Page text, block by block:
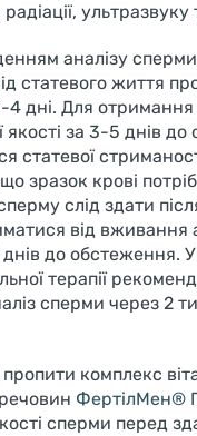
ультразвуку
аналізу
статевого життя
4 дні. Для
якості за 3-5 днів до
статевої
зразок крові
слід здати
від вживання
до обстеження. У
терапії
сперми через 2
комплекс
ФертілМен®
сперми перед